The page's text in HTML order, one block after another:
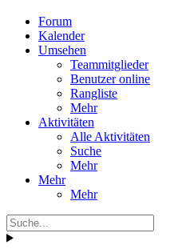
Forum
Kalender
Umsehen
Teammitglieder
Benutzer online
Rangliste
Mehr
Aktivitäten
Alle Aktivitäten
Suche
Mehr
Mehr
Mehr